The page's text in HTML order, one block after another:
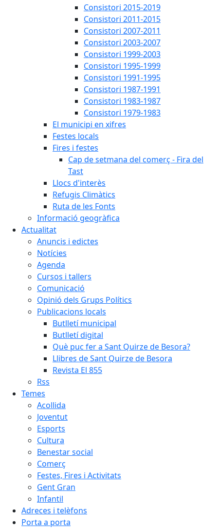
Consistori 2015-2019
Consistori 2011-2015
Consistori 2007-2011
Consistori 2003-2007
Consistori 1999-2003
Consistori 1995-1999
Consistori 1991-1995
Consistori 1987-1991
Consistori 1983-1987
Consistori 1979-1983
El municipi en xifres
Festes locals
Fires i festes
Cap de setmana del comerç - Fira del
Tast
Llocs d'interès
Refugis Climàtics
Ruta de les Fonts
Informació geogràfica
Actualitat
Anuncis i edictes
Notícies
Agenda
Cursos i tallers
Comunicació
Opinió dels Grups Polítics
Publicacions locals
Butlletí municipal
Butlletí digital
Què puc fer a Sant Quirze de Besora?
Llibres de Sant Quirze de Besora
Revista El 855
Rss
Temes
Acollida
Joventut
Esports
Cultura
Benestar social
Comerç
Festes, Fires i Activitats
Gent Gran
Infantil
Adreces i telèfons
Porta a porta